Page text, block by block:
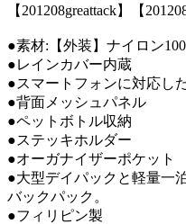
【201208greattack】【
●素材:【外装】ナイロン
●レインカバー内蔵
●スマートフォンに対応し
●背面メッシュパネル
●ペットボトル収納
●ステッキホルダー
●オーガナイザーポケット
●大型デイパックと軽量一
バックパック。
●フィリピン製